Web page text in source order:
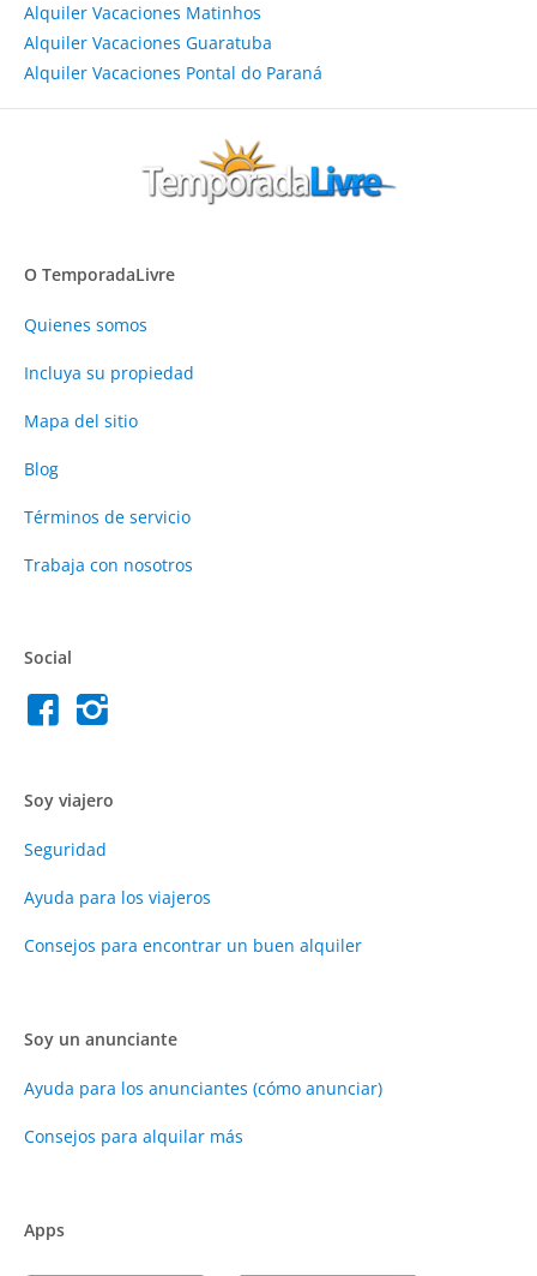
Alquiler Vacaciones Matinhos
Alquiler Vacaciones Guaratuba
Alquiler Vacaciones Pontal do Paraná
O TemporadaLivre
Quienes somos
Incluya su propiedad
Mapa del sitio
Blog
Términos de servicio
Trabaja con nosotros
Social
Soy viajero
Seguridad
Ayuda para los viajeros
Consejos para encontrar un buen alquiler
Soy un anunciante
Ayuda para los anunciantes (cómo anunciar)
Consejos para alquilar más
Apps